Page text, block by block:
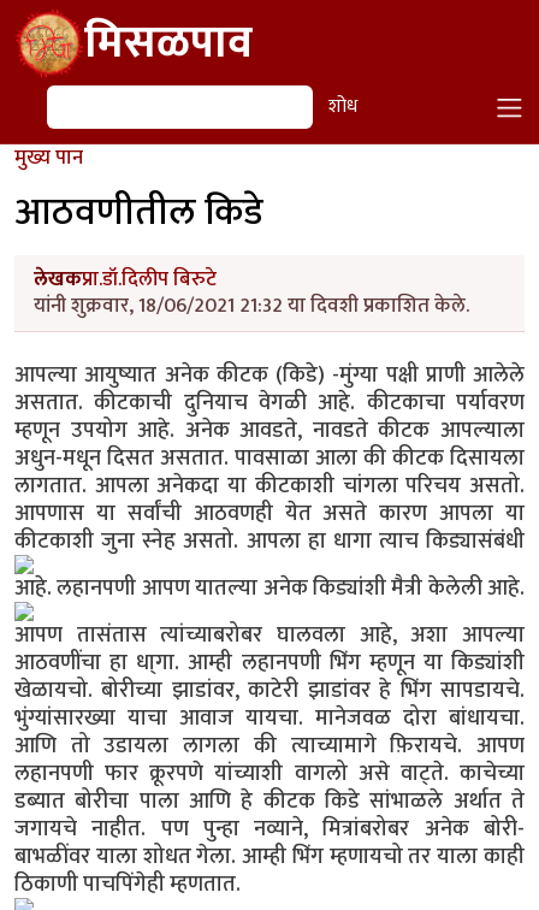
Skip to main contentमिसळपाव
शोध शोध
मुख्य पान
आठवणीतील किडे
लेखकप्रा.डॉ.दिलीप बिरुटे
यांनी शुक्रवार, 18/06/2021 21:32 या दिवशी प्रकाशित केले.
आपल्या आयुष्यात अनेक कीटक (किडे) -मुंग्या पक्षी प्राणी आलेले
असतात. कीटकाची दुनियाच वेगळी आहे. कीटकाचा पर्यावरण
म्हणून उपयोग आहे. अनेक आवडते, नावडते कीटक आपल्याला
अधुन-मधून दिसत असतात. पावसाळा आला की कीटक दिसायला
लागतात. आपला अनेकदा या कीटकाशी चांगला परिचय असतो.
आपणास या सर्वांची आठवणही येत असते कारण आपला या
कीटकाशी जुना स्नेह असतो. आपला हा धागा त्याच किड्यासंबंधी
आहे.लहानपणी आपण यातल्या अनेक किड्यांशी मैत्री केलेली आहे.
आपण तासंतास त्यांच्याबरोबर घालवला आहे, अशा आपल्या
आठवणींचा हा धा्गा. आम्ही लहानपणी भिंग म्हणून या किड्यांशी
खेळायचो. बोरीच्या झाडांवर, काटेरी झाडांवर हे भिंग सापडायचे.
भुंग्यांसारख्या याचा आवाज यायचा. मानेजवळ दोरा बांधायचा.
आणि तो उडायला लागला की त्याच्यामागे फ़िरायचे. आपण
लहानपणी फार क्रूरपणे यांच्याशी वागलो असे वाट्ते. काचेच्या
डब्यात बोरीचा पाला आणि हे कीटक किडे सांभाळले अर्थात ते
जगायचे नाहीत. पण पुन्हा नव्याने, मित्रांबरोबर अनेक बोरी-
बाभळींवर याला शोधत गेला. आम्ही भिंग म्हणायचो तर याला काही
ठिकाणी पाचपिंगेही म्हणतात.